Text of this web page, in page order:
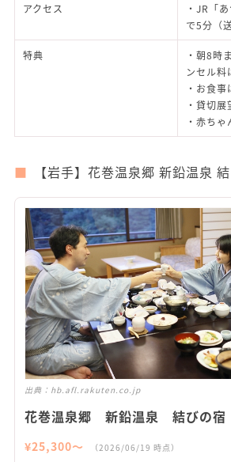
アクセス
・JR「
で5分（
特典
・朝8時
ンセル料
・お食
・貸切
・赤ち
【岩手】花巻温泉郷 新鉛温泉
出典： hb.afl.rakuten.co.jp
花巻温泉郷 新鉛温泉 結びの
¥25,300〜 （2026/06/19 時点）